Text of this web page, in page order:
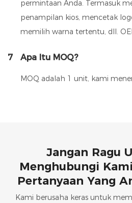
permintaan Anda. Termasuk
penampilan kios, mencetak
memilih warna tertentu, dll.
7 Apa Itu MOQ?
MOQ adalah 1 unit, kami
Jangan Ragu
Menghubungi
Pertanyaan Yang
Kami berusaha keras untuk